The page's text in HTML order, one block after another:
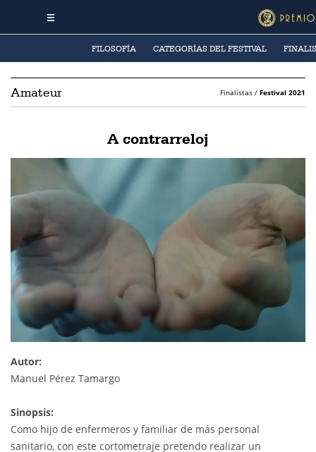
FILOSOFÍA CATEGORÍAS DEL FESTIVAL
Amateur Finalistas / Festival 2021
A contrarreloj
Autor:
Manuel Pérez Tamargo
Sinopsis:
Como hijo de enfermeros y familiar de más personal
sanitario, con este cortometraje pretendo realizar un